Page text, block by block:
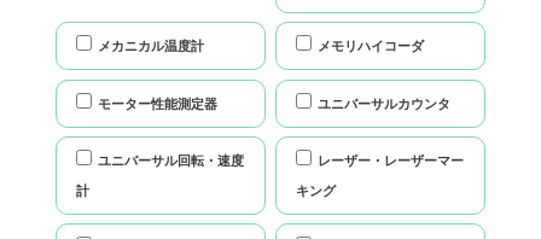
メカニカル温度計 メモリハイコーダ
モーター性能測定器 ユニバーサルカウンタ
ユニバーサル回転・速度
計
レーザー・レーザーマー
キング